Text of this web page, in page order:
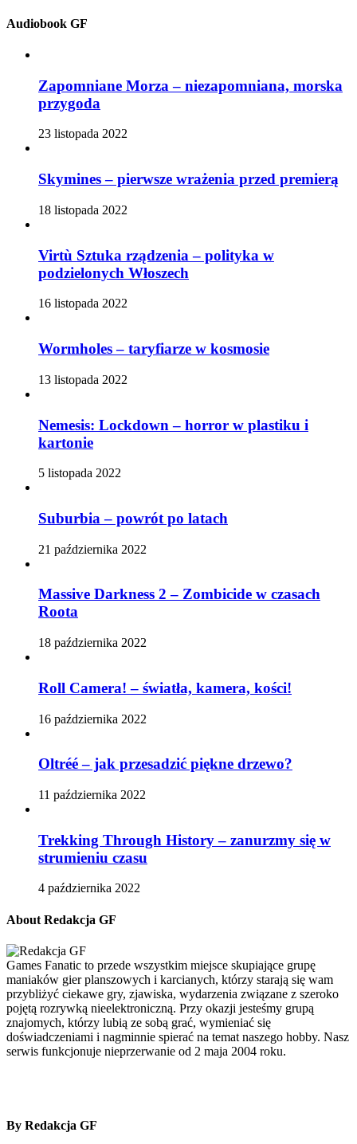
Audiobook GF
Zapomniane Morza – niezapomniana, morska
przygoda
23 listopada 2022
Skymines – pierwsze wrażenia przed premierą
18 listopada 2022
Virtù Sztuka rządzenia – polityka w
podzielonych Włoszech
16 listopada 2022
Wormholes – taryfiarze w kosmosie
13 listopada 2022
Nemesis: Lockdown – horror w plastiku i
kartonie
5 listopada 2022
Suburbia – powrót po latach
21 października 2022
Massive Darkness 2 – Zombicide w czasach
Roota
18 października 2022
Roll Camera! – światła, kamera, kości!
16 października 2022
Oltréé – jak przesadzić piękne drzewo?
11 października 2022
Trekking Through History – zanurzmy się w
strumieniu czasu
4 października 2022
About Redakcja GF
Games Fanatic to przede wszystkim miejsce skupiające grupę
maniaków gier planszowych i karcianych, którzy starają się wam
przybliżyć ciekawe gry, zjawiska, wydarzenia związane z szeroko
pojętą rozrywką nieelektroniczną. Przy okazji jesteśmy grupą
znajomych, którzy lubią ze sobą grać, wymieniać się
doświadczeniami i nagminnie spierać na temat naszego hobby. Nasz
serwis funkcjonuje nieprzerwanie od 2 maja 2004 roku.
By Redakcja GF